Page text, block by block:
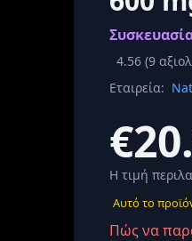
4.56 (9
Εταιρεία:
Η τιμή
Αυτό το
Πώς να
Σύνδεση